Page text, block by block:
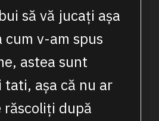
să vă jucați așa
cum v-am spus
astea sunt
așa că nu ar
răscoliți după